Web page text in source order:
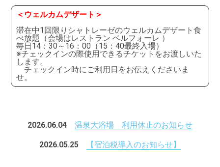
＜ウェルカムデザート＞
滞在中1回限りシャトレーゼのウェルカムデザート食
べ放題（会場はレストラン ベルフォーレ ）
毎日14：30～16：00（15：40最終入場）
※チェックインの際使用できるチケットをお渡しいた
します。
チェックイン時にご利用日をお伝えくださいま
せ。
2026.06.04 温泉大浴場 利用休止のお知らせ
2026.05.25 【宿泊税導入のお知らせ】